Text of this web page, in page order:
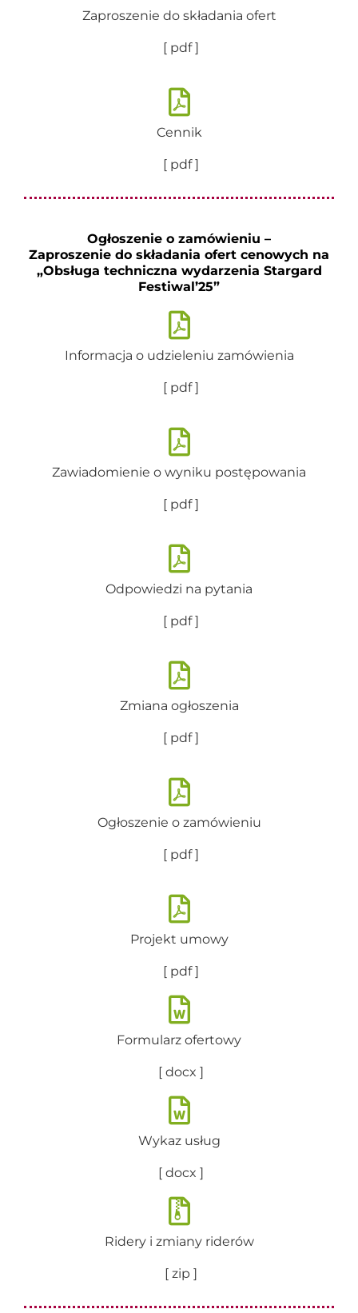
Zaproszenie do składania ofert
[ pdf ]
Cennik
[ pdf ]
Ogłoszenie o zamówieniu –
Zaproszenie do składania ofert cenowych na
„Obsługa techniczna wydarzenia Stargard
Festiwal’25”
Informacja o udzieleniu zamówienia
[ pdf ]
Zawiadomienie o wyniku postępowania
[ pdf ]
Odpowiedzi na pytania
[ pdf ]
Zmiana ogłoszenia
[ pdf ]
Ogłoszenie o zamówieniu
[ pdf ]
Projekt umowy
[ pdf ]
Formularz ofertowy
[ docx ]
Wykaz usług
[ docx ]
Ridery i zmiany riderów
[ zip ]